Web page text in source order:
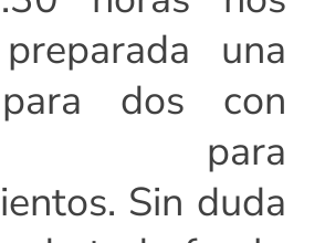
una
dos con
para
Sin duda